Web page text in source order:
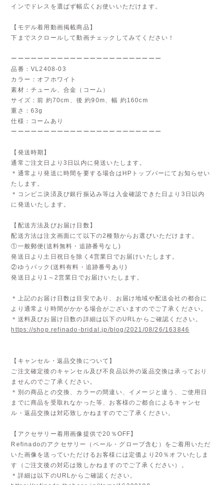
インでドレスを選ばず幅広くお使いいただけます。
【モデル着用動画掲載商品】
下までスクロールして動画チェックしてみてください！
ーーーーーーーーーーーーーーーーーーーーーーー
品番：VL2408-03
カラー：オフホワイト
素材：チュール、合金（コーム）
サイズ：前 約70cm、後 約90m、幅 約160cm
重さ：63g
仕様：コームあり
ーーーーーーーーーーーーーーーーーーーーーーー
【発送時期】
通常ご注文日より3日以内に発送いたします。
＊通常より発送に時間を要する場合はHPトップバーにてお知らせい
たします。
＊コンビニ決済及び銀行振込み等は入金確認できた日より3日以内
に発送いたします。
【配送方法及びお届け日数】
配送方法は注文画面にて以下の2種類からお選びいただけます。
①一般郵便(送料無料・追跡番号なし)
発送日より土日祝日を除く4営業日でお届けいたします。
②ゆうパック(送料有料・追跡番号あり)
発送日より1～2営業日でお届けいたします。
＊上記のお届け日数は目安であり、お届け地域や配送会社の都合に
より通常より時間がかかる場合がございますのでご了承ください。
＊送料及びお届け日数の詳細は以下のURLからご確認ください。
https://shop.refinado-bridal.jp/blog/2021/08/26/163846
【キャンセル・返品交換について】
ご注文確定後のキャンセル及び不良品以外の返品交換は承っており
ませんのでご了承ください。
＊別の商品との交換、カラーの間違い、イメージと違う、ご使用日
までに商品を受取れなかった等、お客様のご都合によるキャンセ
ル・返品交換は対応致しかねますのでご了承ください。
【アクセサリー着用画像提供で20％OFF】
Refinadoのアクセサリー（ベール・グローブ含む）をご着用いただ
いた画像を送っていただけるお客様には定価より20％オフいたしま
す（ご注文後の対応は致しかねますのでご了承ください）。
＊詳細は以下のURLからご確認ください。